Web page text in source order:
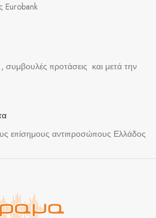
Eurobank
, συμβουλές προτάσεις και μετά την
επίσημους αντιπροσώπους Ελλάδος